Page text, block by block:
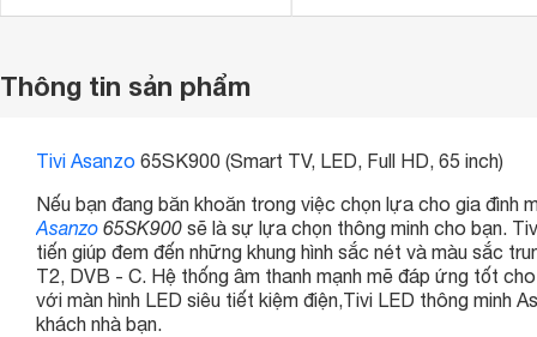
Thông tin sản phẩm
Tivi Asanzo 65SK900 (Smart TV, LED, Full HD, 65 inch)
Nếu bạn đang băn khoăn trong việc chọn lựa cho gia đình
Asanzo 65SK900 sẽ là sự lựa chọn thông minh cho bạn.
tiến giúp đem đến những khung hình sắc nét và màu sắc
T2, DVB - C. Hệ thống âm thanh mạnh mẽ đáp ứng tốt
với màn hình LED siêu tiết kiệm điện,Tivi LED thông minh
khách nhà bạn.